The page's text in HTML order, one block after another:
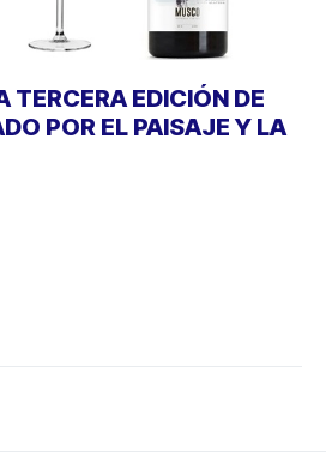
EDICIÓN DE
POR EL PAISAJE Y LA